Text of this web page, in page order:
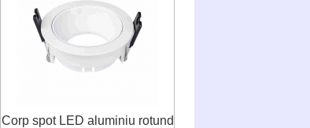
Corp spot LED aluminiu rotund